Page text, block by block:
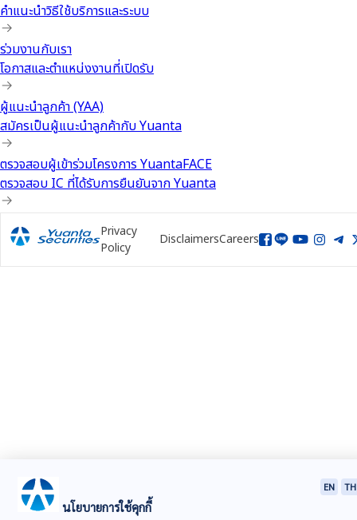
คำแนะนำวิธีใช้บริการและระบบ
ร่วมงานกับเรา
โอกาสและตำแหน่งงานที่เปิดรับ
ผู้แนะนำลูกค้า (YAA)
สมัครเป็นผู้แนะนำลูกค้ากับ Yuanta
ตรวจสอบผู้เข้าร่วมโครงการ YuantaFACE
ตรวจสอบ IC ที่ได้รับการยืนยันจาก Yuanta
Privacy
Policy
DisclaimersCareers
นโยบายการใช้คุกกี้
EN TH